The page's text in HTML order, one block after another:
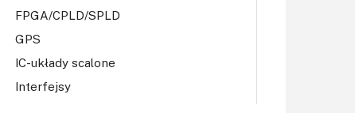
FPGA/CPLD/SPLD
GPS
IC-układy scalone
Interfejsy